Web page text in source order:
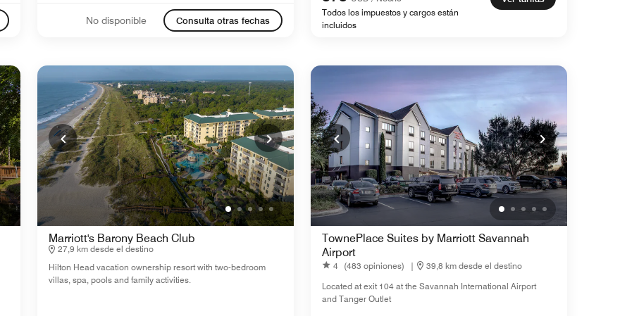
No disponible Consulta otras fechas
Todos los impuestos y cargos están
incluidos
Marriott's Barony Beach Club
27,9 km desde el destino
Hilton Head vacation ownership resort with two-bedroom
villas, spa, pools and family activities.
TownePlace Suites by Marriott Savannah
Airport
4 (483 opiniones) |
39,8 km desde el destino
Located at exit 104 at the Savannah International Airport
and Tanger Outlet